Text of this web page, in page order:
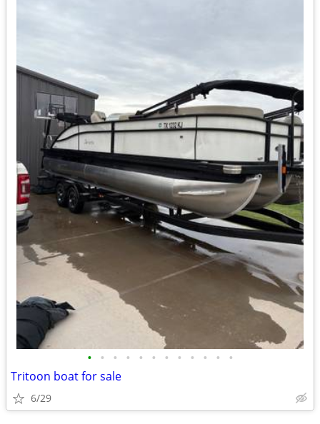
• • • • • • • • • • • •
Tritoon boat for sale
6/29